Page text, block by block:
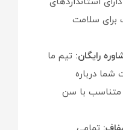
برای سلامت
رایگان: تیم ما
شما درباره
متناسب با سن